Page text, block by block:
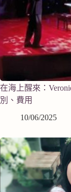
在海上醒來：
別、費用
10/06/2025